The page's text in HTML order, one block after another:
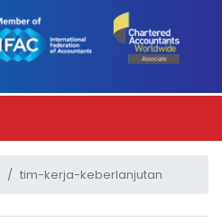
tim-kerja-keberlanjutan